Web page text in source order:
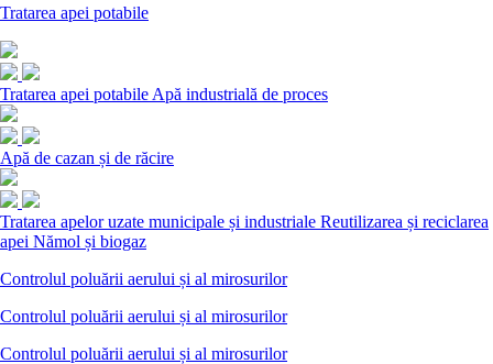
Tratarea apei potabile
Tratarea apei potabile Apă industrială de proces
Apă de cazan și de răcire
Tratarea apelor uzate municipale și industriale Reutilizarea și reciclarea
apei Nămol și biogaz
Controlul poluării aerului și al mirosurilor
Controlul poluării aerului și al mirosurilor
Controlul poluării aerului și al mirosurilor